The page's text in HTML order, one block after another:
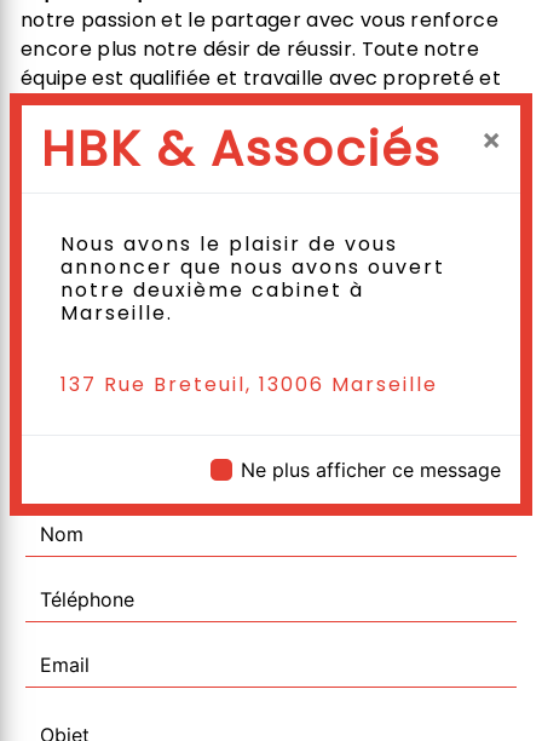
HBK & Associés ×
Nous avons le plaisir de vous
annoncer que nous avons ouvert
notre deuxième cabinet à
Marseille.
137 Rue Breteuil, 13006 Marseille
Ne plus afficher ce message
notre passion et le partager avec vous renforce
encore plus notre désir de réussir. Toute notre
équipe est qualifiée et travaille avec propreté et
rigueur.
EN SAVOIR PLUS
Contactez nous